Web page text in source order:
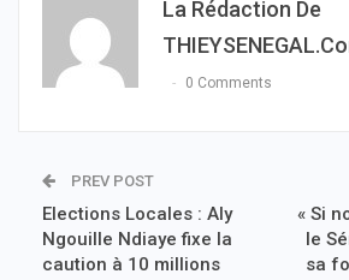
La Rédaction De
0 Comments
PREV POST
Elections Locales : Aly
Ngouille Ndiaye fixe la
caution à 10 millions
« Si
le
sa